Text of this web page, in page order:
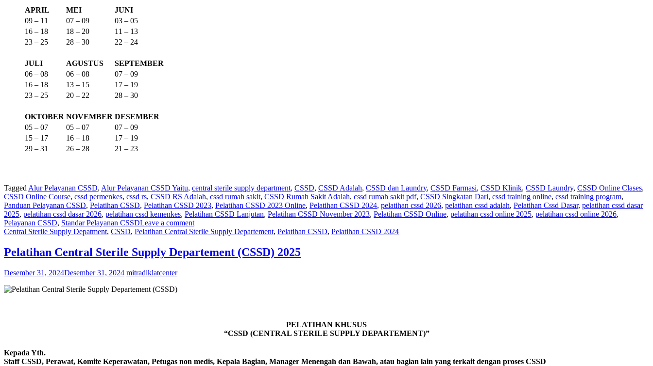
APRIL MEI
JUNI
09 – 11
07 – 09
03 – 05
16 – 18
18 – 20
11 – 13
23 – 25
28 – 30 22 – 24
JULI AGUSTUS
SEPTEMBER
06 – 08
06 – 08
07 – 09
16 – 18
13 – 15
17 – 19
23 – 25
20 – 22 28 – 30
OKTOBER NOVEMBER DESEMBER
05 – 07
05 – 07
07 – 09
15 – 17
16 – 18
17 – 19
29 – 31
26 – 28 21 – 23
TaggedAlur Pelayanan CSSD, Alur Pelayanan CSSD Yaitu, central sterile supply department, CSSD, CSSD Adalah, CSSD dan Laundry, CSSD Farmasi, CSSD Klinik, CSSD Laundry, CSSD Online Clases,
CSSD Online Course, cssd permenkes, cssd rs, CSSD RS Adalah, cssd rumah sakit, CSSD Rumah Sakit Adalah, cssd rumah sakit pdf, CSSD Singkatan Dari, cssd training online, cssd training program,
Panduan Pelayanan CSSD, Pelatihan CSSD, Pelatihan CSSD 2023, Pelatihan CSSD 2023 Online, Pelatihan CSSD 2024, pelatihan cssd 2026, pelatihan cssd adalah, Pelatihan Cssd Dasar, pelatihan cssd dasar
2025, pelatihan cssd dasar 2026, pelatihan cssd kemenkes, Pelatihan CSSD Lanjutan, Pelatihan CSSD November 2023, Pelatihan CSSD Online, pelatihan cssd online 2025, pelatihan cssd online 2026,
Pelayanan CSSD, Standar Pelayanan CSSDLeave a comment
Central Sterile Supply Depatment, CSSD, Pelatihan Central Sterile Supply Departement, Pelatihan CSSD, Pelatihan CSSD 2024
Pelatihan Central Sterile Supply Departement (CSSD) 2025
Desember 31, 2024Desember 31, 2024 mitradiklatcenter
PELATIHAN KHUSUS
“CSSD (CENTRAL STERILE SUPPLY DEPARTEMENT)”
Kepada Yth.
Staff CSSD, Perawat, Komite Keperawatan, Petugas non medis, Kepala Bagian, Manager Menengah dan Bawah, atau bagian lain yang terkait dengan proses CSSD